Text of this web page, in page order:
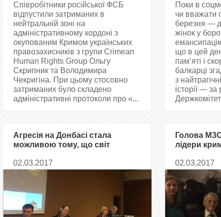
Співробітники російської ФСБ
відпустили затриманих в
нейтральній зоні на
адміністративному кордоні з
окупованим Кримом українських
правозахисників з групи Crimean
Human Rights Group Ольгу
Скрипник та Володимира
Чекригіна. При цьому стосовно
затриманих було складено
адміністративні протоколи про «...
Поки в
чи вважати
березня —
жінок у
що в цей
пам’яті і
балкарці
з
історії —
Агресія на Донбасі стала
можливою тому, що світ
— Ірина Геращенко
02.03.2017
Голова МЗС
лідери
02.03.2017